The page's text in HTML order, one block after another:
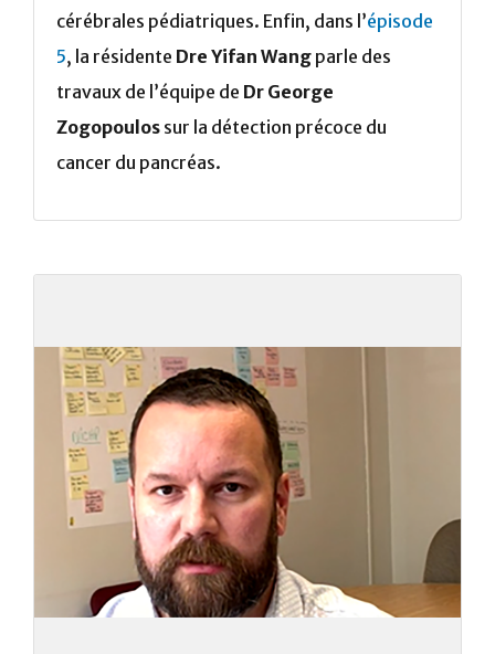
cérébrales pédiatriques. Enfin, dans l’épisode
5, la résidente Dre Yifan Wang parle des
travaux de l’équipe de Dr George
Zogopoulos sur la détection précoce du
cancer du pancréas.